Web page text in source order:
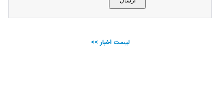
لیست اخبار >>